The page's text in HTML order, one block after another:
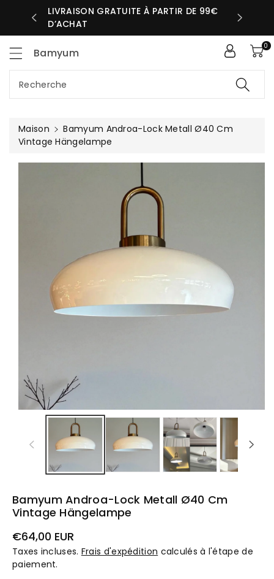
MÊME
LIVRAISON GRATUITE À PARTIR DE 99€
D’ACHAT
Bamyum
Recherche
0
Maison
Bamyum Androa-Lock Metall Ø40 Cm
Vintage Hängelampe
Bamyum Androa-Lock Metall Ø40 Cm
Vintage Hängelampe
Prix
habituel
€64,00 EUR
Taxes incluses. Frais d'expédition calculés à l'étape de
paiement.